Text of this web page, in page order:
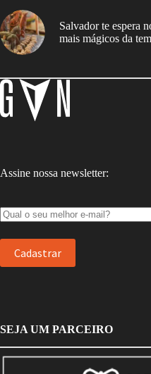
Salvador te espera
mais mágicos da
Assine nossa newsletter:
SEJA UM PARCEIRO